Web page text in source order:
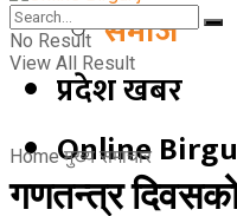
समाज
प्रदेश खबर
Online
No Result
View All Result
Home मुख्य समाचार
गणतन्त्र